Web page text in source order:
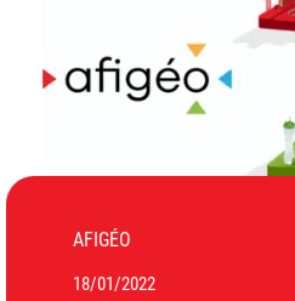
AFIGÉO
18/01/2022